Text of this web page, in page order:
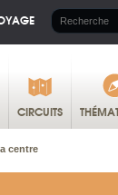
CIRCUITS
centre